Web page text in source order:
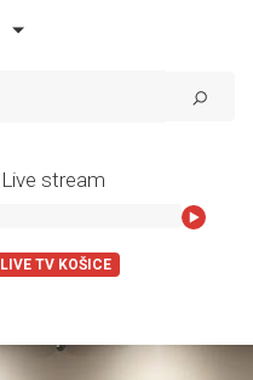
Live stream
LIVE TV KOŠICE